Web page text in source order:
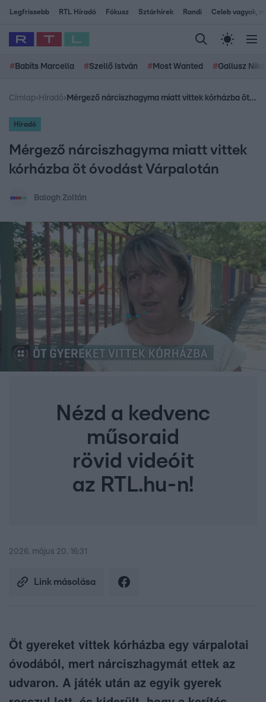
Legfrissebb RTL Híradó Fókusz Sztárhírek Randi Celeb vagyok,
# Babits Marcella #Szellő István # Most Wanted #Gallusz
Címlap› Híradó› Mérgező nárciszhagyma miatt vittek kórházba öt óvodást Várpalotán
Híradó
Mérgező nárciszhagyma miatt vittek
kórházba öt óvodást Várpalotán
Balogh Zoltán
Nézd a kedvenc
műsoraid
rövid videóit
az RTL.hu-n!
2026. május 20. 16:31
Link másolása
Öt gyereket vittek kórházba egy várpalotai
óvodából, mert nárciszhagymát ettek az
udvaron. A játék után az egyik gyerek